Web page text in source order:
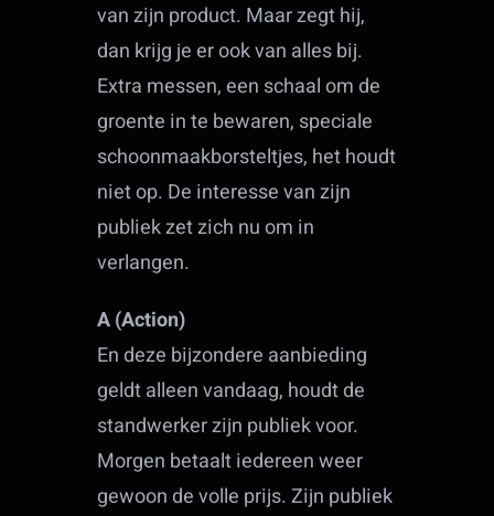
van zijn product. Maar zegt hij,
dan krijg je er ook van alles bij.
Extra messen, een schaal om de
groente in te bewaren, speciale
schoonmaakborsteltjes, het houdt
niet op. De interesse van zijn
publiek zet zich nu om in
verlangen.
A (Action)
En deze bijzondere aanbieding
geldt alleen vandaag, houdt de
standwerker zijn publiek voor.
Morgen betaalt iedereen weer
gewoon de volle prijs. Zijn publiek